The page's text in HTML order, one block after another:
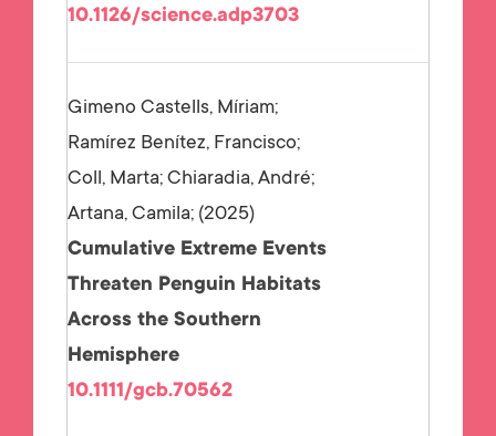
10.1126/science.adp3703
Gimeno Castells, Míriam;
Ramírez Benítez, Francisco;
Coll, Marta; Chiaradia, André;
Artana, Camila; 2025
Cumulative Extreme Events
Threaten Penguin Habitats
Across the Southern
Hemisphere
10.1111/gcb.70562